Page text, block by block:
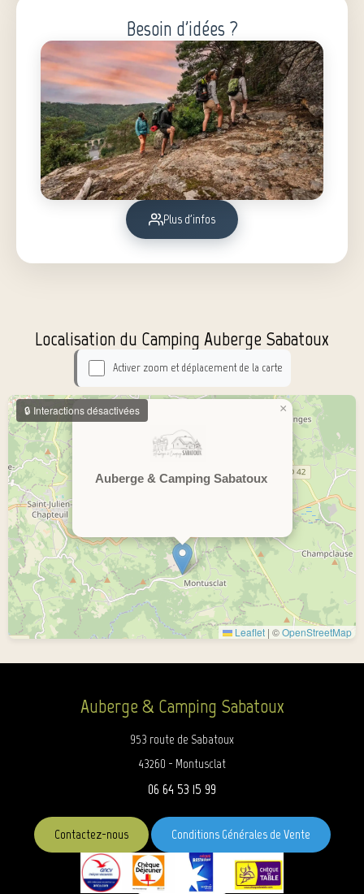
Besoin d'idées ?
Plus d'infos
Localisation du Camping Auberge Sabatoux
Activer zoom et déplacement de la carte
Auberge & Camping Sabatoux
×
Leaflet | ©OpenStreetMap
Auberge & Camping Sabatoux
953 route de Sabatoux
43260 - Montusclat
06 64 53 15 99
Contactez-nous Conditions Générales de Vente